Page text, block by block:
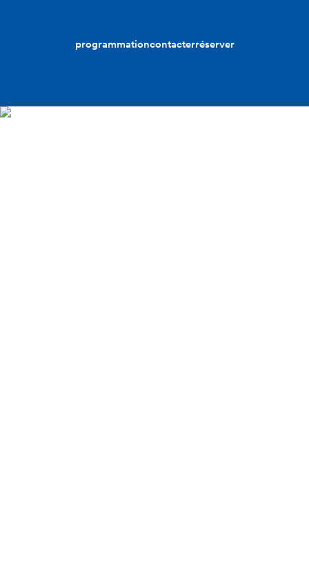
programmationcontacterréserver